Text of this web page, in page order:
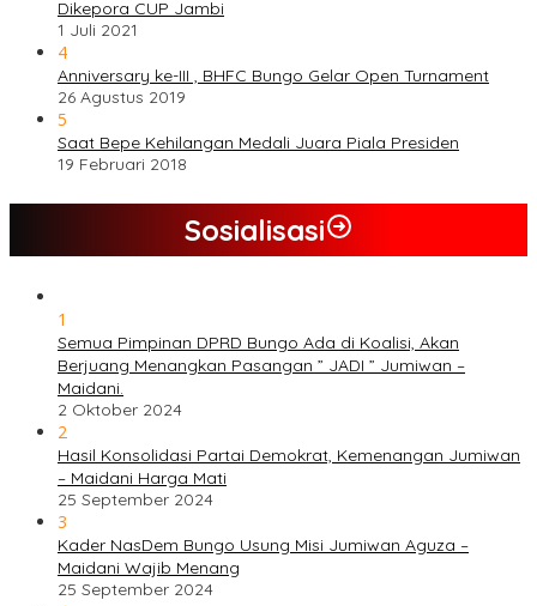
Dikepora CUP Jambi
1 Juli 2021
4
Anniversary ke-III , BHFC Bungo Gelar Open Turnament
26 Agustus 2019
5
Saat Bepe Kehilangan Medali Juara Piala Presiden
19 Februari 2018
Sosialisasi
1
Semua Pimpinan DPRD Bungo Ada di Koalisi, Akan
Berjuang Menangkan Pasangan ” JADI ” Jumiwan –
Maidani.
2 Oktober 2024
2
Hasil Konsolidasi Partai Demokrat, Kemenangan Jumiwan
– Maidani Harga Mati
25 September 2024
3
Kader NasDem Bungo Usung Misi Jumiwan Aguza –
Maidani Wajib Menang
25 September 2024